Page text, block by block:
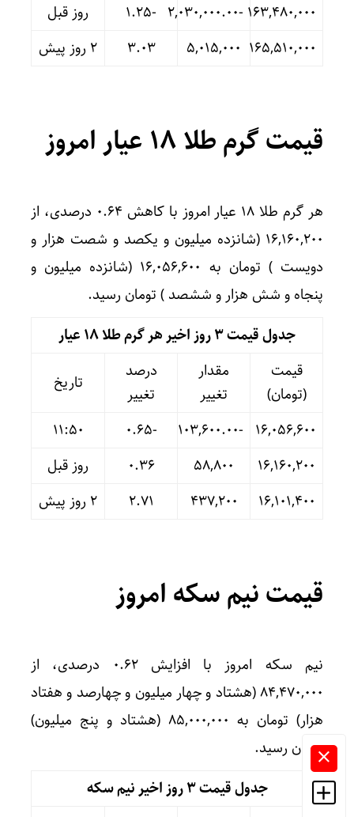
۱۶۳,۴۸۰,۰۰۰ -۲,۰۳۰,۰۰۰.۰۰ -۱.۲۵
روز قبل
۱۶۵,۵۱۰,۰۰۰ ۵,۰۱۵,۰۰۰ ۳.۰۳ ۲ روز پیش
قیمت گرم طلا ۱۸ عیار امروز
هر گرم طلا ۱۸ عیار امروز با کاهش ۰.۶۴ درصدی، از
۱۶,۱۶۰,۲۰۰ (شانزده میلیون و یکصد و شصت هزار و
دویست ) تومان به ۱۶,۰۵۶,۶۰۰ (شانزده میلیون و
پنجاه و شش هزار و ششصد ) تومان رسید.
جدول قیمت 3 روز اخیر هر گرم طلا ۱۸ عیار
قیمت
(تومان)
مقدار
تغییر
درصد
تغییر
تاریخ
۱۶,۰۵۶,۶۰۰ -۱۰۳,۶۰۰.۰۰ -۰.۶۵
11:50
۱۶,۱۶۰,۲۰۰
۵۸,۸۰۰ ۰.۳۶
روز قبل
۱۶,۱۰۱,۴۰۰
۴۳۷,۲۰۰ ۲.۷۱ ۲ روز پیش
قیمت نیم سکه امروز
نیم سکه امروز با افزایش ۰.۶۲ درصدی، از
۸۴,۴۷۰,۰۰۰ (هشتاد و چهار میلیون و چهارصد و هفتاد
هزار) تومان به ۸۵,۰۰۰,۰۰۰ (هشتاد و پنج میلیون)
تومان رسید.
جدول قیمت 3 روز اخیر نیم سکه